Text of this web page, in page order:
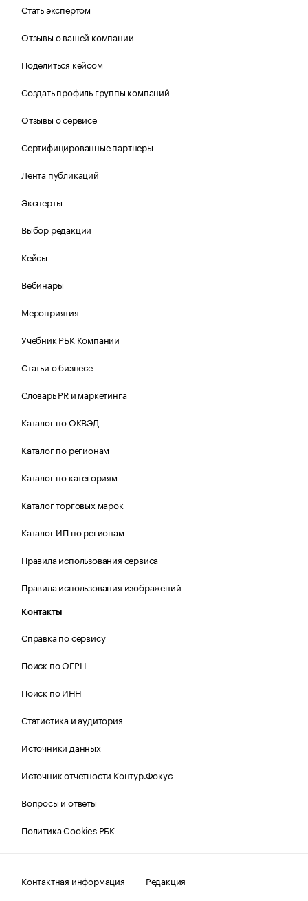
Стать экспертом
Отзывы о вашей компании
Поделиться кейсом
Создать профиль группы компаний
Отзывы о сервисе
Сертифицированные партнеры
Лента публикаций
Эксперты
Выбор редакции
Кейсы
Вебинары
Мероприятия
Учебник РБК Компании
Статьи о бизнесе
Словарь PR и маркетинга
Каталог по ОКВЭД
Каталог по регионам
Каталог по категориям
Каталог торговых марок
Каталог ИП по регионам
Правила использования сервиса
Правила использования изображений
Контакты
Справка по сервису
Поиск по ОГРН
Поиск по ИНН
Статистика и аудитория
Источники данных
Источник отчетности Контур.Фокус
Вопросы и ответы
Политика Cookies РБК
Контактная информация Редакция